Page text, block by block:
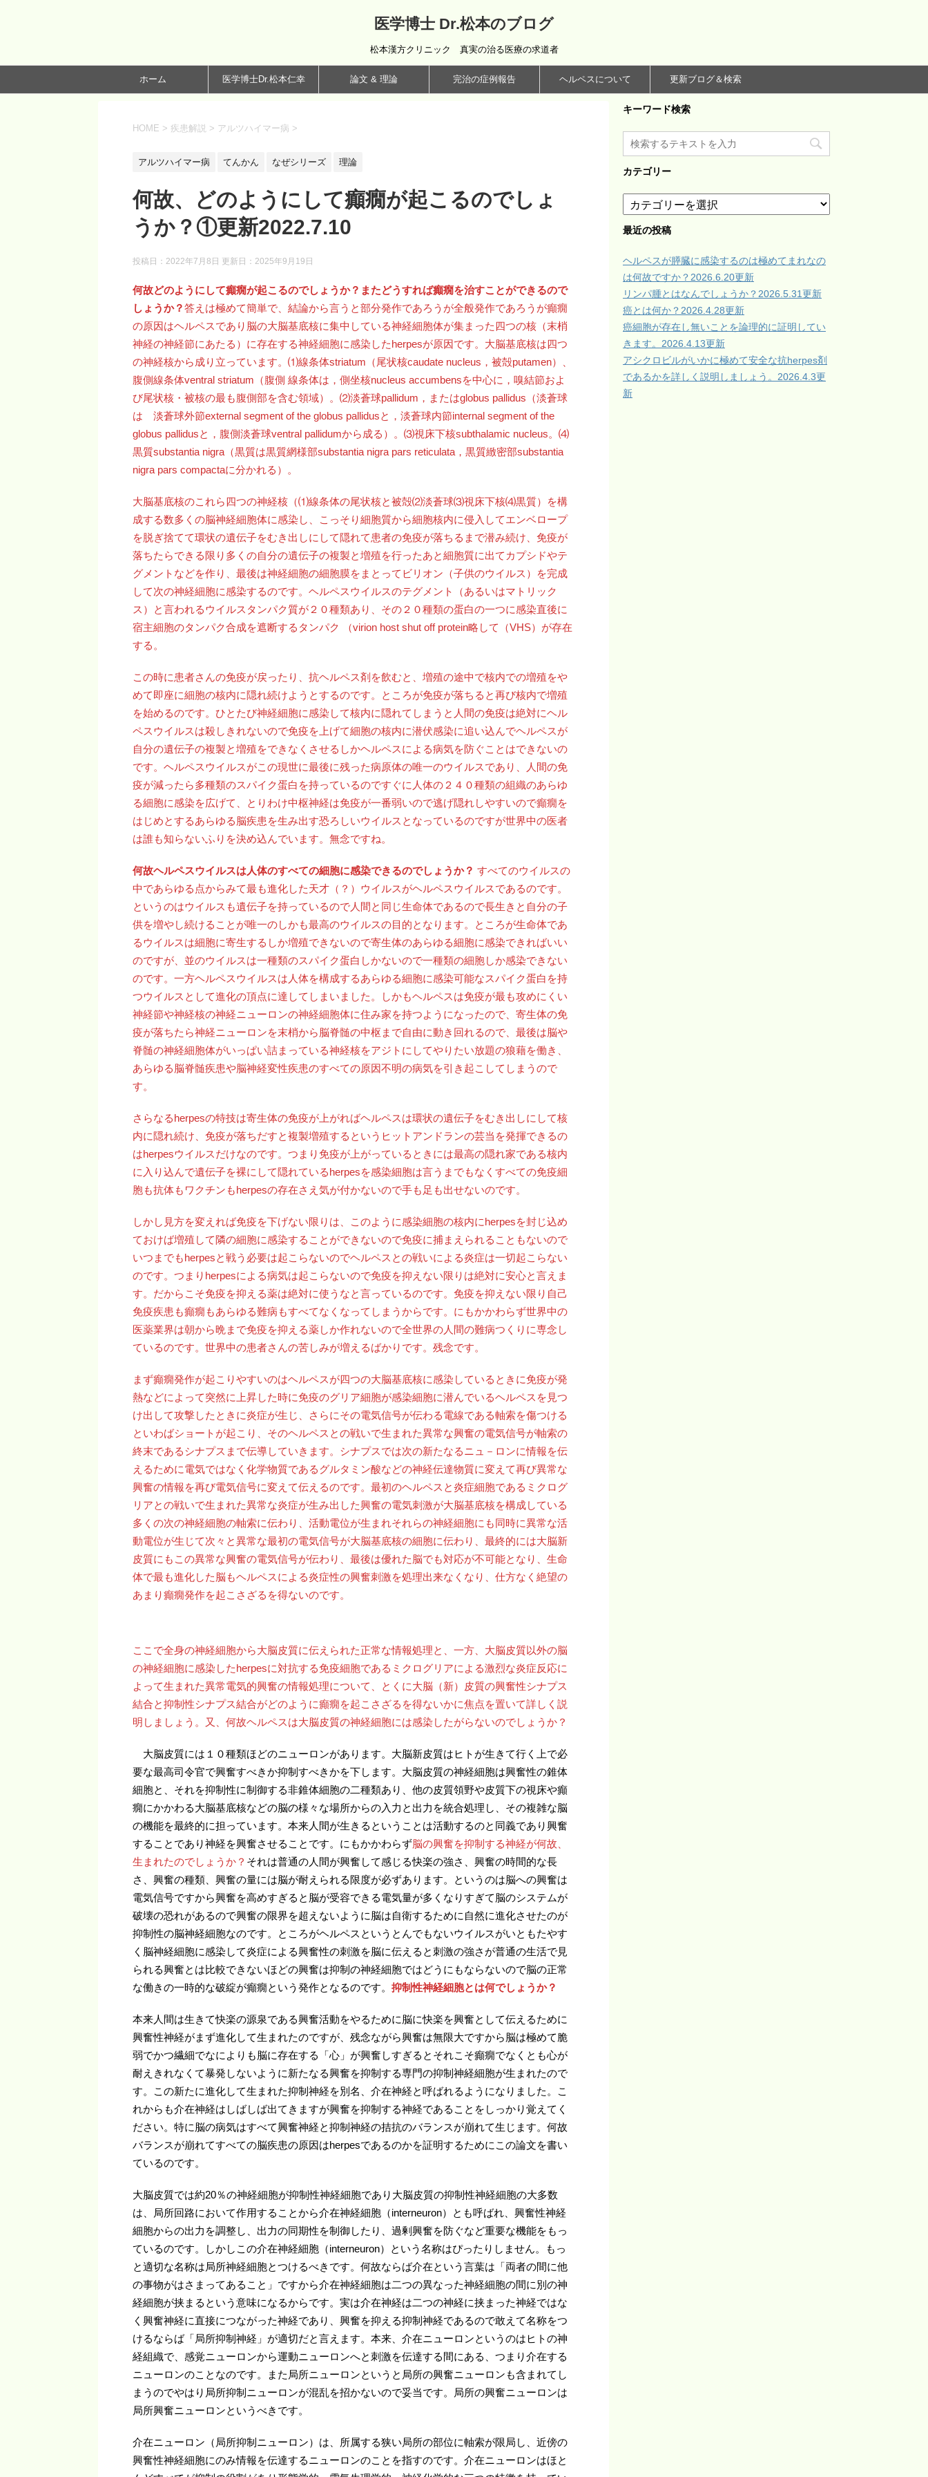
医学博士 Dr.松本のブログ
松本漢方クリニック 真実の治る医療の求道者
ホーム 医学博士Dr.松本仁幸 論文 & 理論 完治の症例報告 ヘルペスについて 更新ブログ＆検索
HOME > 疾患解説 > アルツハイマー病 >
アルツハイマー病 てんかん なぜシリーズ 理論
何故、どのようにして癲癇が起こるのでしょ
うか？①更新2022.7.10
投稿日：2022年7月8日 更新日： 2025年9月19日
何故どのようにして癲癇が起こるのでしょうか？またどうすれば癲癇を治すことができるので
しょうか？答えは極めて簡単で、結論から言うと部分発作であろうが全般発作であろうが癲癇
の原因はヘルペスであり脳の大脳基底核に集中している神経細胞体が集まった四つの核（末梢
神経の神経節にあたる）に存在する神経細胞に感染したherpesが原因です。大脳基底核は四つ
の神経核から成り立っています。⑴線条体striatum（尾状核caudate nucleus，被殻putamen）、
腹側線条体ventral striatum（腹側 線条体は，側坐核nucleus accumbensを中心に，嗅結節およ
び尾状核・被核の最も腹側部を含む領域）。⑵淡蒼球pallidum，またはglobus pallidus（淡蒼球
は 淡蒼球外節external segment of the globus pallidusと，淡蒼球内節internal segment of the
globus pallidusと，腹側淡蒼球ventral pallidumから成る）。⑶視床下核subthalamic nucleus。⑷
黒質substantia nigra（黒質は黒質網様部substantia nigra pars reticulata，黒質緻密部substantia
nigra pars compactaに分かれる）。
大脳基底核のこれら四つの神経核（⑴線条体の尾状核と被殻⑵淡蒼球⑶視床下核⑷黒質）を構
成する数多くの脳神経細胞体に感染し、こっそり細胞質から細胞核内に侵入してエンベロープ
を脱ぎ捨てて環状の遺伝子をむき出しにして隠れて患者の免疫が落ちるまで潜み続け、免疫が
落ちたらできる限り多くの自分の遺伝子の複製と増殖を行ったあと細胞質に出てカプシドやテ
グメントなどを作り、最後は神経細胞の細胞膜をまとってビリオン（子供のウイルス）を完成
して次の神経細胞に感染するのです。ヘルペスウイルスのテグメント（あるいはマトリック
ス）と言われるウイルスタンパク質が２０種類あり、その２０種類の蛋白の一つに感染直後に
宿主細胞のタンパク合成を遮断するタンパク （virion host shut off protein略して（VHS）が存在
する。
この時に患者さんの免疫が戻ったり、抗ヘルペス剤を飲むと、増殖の途中で核内での増殖をや
めて即座に細胞の核内に隠れ続けようとするのです。ところが免疫が落ちると再び核内で増殖
を始めるのです。ひとたび神経細胞に感染して核内に隠れてしまうと人間の免疫は絶対にヘル
ペスウイルスは殺しきれないので免疫を上げて細胞の核内に潜伏感染に追い込んでヘルペスが
自分の遺伝子の複製と増殖をできなくさせるしかヘルペスによる病気を防ぐことはできないの
です。ヘルペスウイルスがこの現世に最後に残った病原体の唯一のウイルスであり、人間の免
疫が減ったら多種類のスパイク蛋白を持っているのですぐに人体の２４０種類の組織のあらゆ
る細胞に感染を広げて、とりわけ中枢神経は免疫が一番弱いので逃げ隠れしやすいので癲癇を
はじめとするあらゆる脳疾患を生み出す恐ろしいウイルスとなっているのですが世界中の医者
は誰も知らないふりを決め込んでいます。無念ですね。
何故ヘルペスウイルスは人体のすべての細胞に感染できるのでしょうか？ すべてのウイルスの
中であらゆる点からみて最も進化した天才（？）ウイルスがヘルペスウイルスであるのです。
というのはウイルスも遺伝子を持っているので人間と同じ生命体であるので長生きと自分の子
供を増やし続けることが唯一のしかも最高のウイルスの目的となります。ところが生命体であ
るウイルスは細胞に寄生するしか増殖できないので寄生体のあらゆる細胞に感染できればいい
のですが、並のウイルスは一種類のスパイク蛋白しかないので一種類の細胞しか感染できない
のです。一方ヘルペスウイルスは人体を構成するあらゆる細胞に感染可能なスパイク蛋白を持
つウイルスとして進化の頂点に達してしまいました。しかもヘルペスは免疫が最も攻めにくい
神経節や神経核の神経ニューロンの神経細胞体に住み家を持つようになったので、寄生体の免
疫が落ちたら神経ニューロンを末梢から脳脊髄の中枢まで自由に動き回れるので、最後は脳や
脊髄の神経細胞体がいっぱい詰まっている神経核をアジトにしてやりたい放題の狼藉を働き、
あらゆる脳脊髄疾患や脳神経変性疾患のすべての原因不明の病気を引き起こしてしまうので
す。
さらなるherpesの特技は寄生体の免疫が上がればヘルペスは環状の遺伝子をむき出しにして核
内に隠れ続け、免疫が落ちだすと複製増殖するというヒットアンドランの芸当を発揮できるの
はherpesウイルスだけなのです。つまり免疫が上がっているときには最高の隠れ家である核内
に入り込んで遺伝子を裸にして隠れているherpesを感染細胞は言うまでもなくすべての免疫細
胞も抗体もワクチンもherpesの存在さえ気が付かないので手も足も出せないのです。
しかし見方を変えれば免疫を下げない限りは、このように感染細胞の核内にherpesを封じ込め
ておけば増殖して隣の細胞に感染することができないので免疫に捕まえられることもないので
いつまでもherpesと戦う必要は起こらないのでヘルペスとの戦いによる炎症は一切起こらない
のです。つまりherpesによる病気は起こらないので免疫を抑えない限りは絶対に安心と言えま
す。だからこそ免疫を抑える薬は絶対に使うなと言っているのです。免疫を抑えない限り自己
免疫疾患も癲癇もあらゆる難病もすべてなくなってしまうからです。にもかかわらず世界中の
医薬業界は朝から晩まで免疫を抑える薬しか作れないので全世界の人間の難病つくりに専念し
ているのです。世界中の患者さんの苦しみが増えるばかりです。残念です。
まず癲癇発作が起こりやすいのはヘルペスが四つの大脳基底核に感染しているときに免疫が発
熱などによって突然に上昇した時に免疫のグリア細胞が感染細胞に潜んでいるヘルペスを見つ
け出して攻撃したときに炎症が生じ、さらにその電気信号が伝わる電線である軸索を傷つける
といわばショートが起こり、そのヘルペスとの戦いで生まれた異常な興奮の電気信号が軸索の
終末であるシナプスまで伝導していきます。シナプスでは次の新たなるニュ－ロンに情報を伝
えるために電気ではなく化学物質であるグルタミン酸などの神経伝達物質に変えて再び異常な
興奮の情報を再び電気信号に変えて伝えるのです。最初のヘルペスと炎症細胞であるミクログ
リアとの戦いで生まれた異常な炎症が生み出した興奮の電気刺激が大脳基底核を構成している
多くの次の神経細胞の軸索に伝わり、活動電位が生まれそれらの神経細胞にも同時に異常な活
動電位が生じて次々と異常な最初の電気信号が大脳基底核の細胞に伝わり、最終的には大脳新
皮質にもこの異常な興奮の電気信号が伝わり、最後は優れた脳でも対応が不可能となり、生命
体で最も進化した脳もヘルペスによる炎症性の興奮刺激を処理出来なくなり、仕方なく絶望の
あまり癲癇発作を起こさざるを得ないのです。
ここで全身の神経細胞から大脳皮質に伝えられた正常な情報処理と、一方、大脳皮質以外の脳
の神経細胞に感染したherpesに対抗する免疫細胞であるミクログリアによる激烈な炎症反応に
よって生まれた異常電気的興奮の情報処理について、とくに大脳（新）皮質の興奮性シナプス
結合と抑制性シナプス結合がどのように癲癇を起こさざるを得ないかに焦点を置いて詳しく説
明しましょう。又、何故ヘルペスは大脳皮質の神経細胞には感染したがらないのでしょうか？
大脳皮質には１０種類ほどのニューロンがあります。大脳新皮質はヒトが生きて行く上で必
要な最高司令官で興奮すべきか抑制すべきかを下します。大脳皮質の神経細胞は興奮性の錐体
細胞と、それを抑制性に制御する非錐体細胞の二種類あり、他の皮質領野や皮質下の視床や癲
癇にかかわる大脳基底核などの脳の様々な場所からの入力と出力を統合処理し、その複雑な脳
の機能を最終的に担っています。本来人間が生きるということは活動するのと同義であり興奮
することであり神経を興奮させることです。にもかかわらず脳の興奮を抑制する神経が何故、
生まれたのでしょうか？ それは普通の人間が興奮して感じる快楽の強さ、興奮の時間的な長
さ、興奮の種類、興奮の量には脳が耐えられる限度が必ずあります。というのは脳への興奮は
電気信号ですから興奮を高めすぎると脳が受容できる電気量が多くなりすぎて脳のシステムが
破壊の恐れがあるので興奮の限界を超えないように脳は自衛するために自然に進化させたのが
抑制性の脳神経細胞なのです。ところがヘルペスというとんでもないウイルスがいともたやす
く脳神経細胞に感染して炎症による興奮性の刺激を脳に伝えると刺激の強さが普通の生活で見
られる興奮とは比較できないほどの興奮は抑制の神経細胞ではどうにもならないので脳の正常
な働きの一時的な破綻が癲癇という発作となるのです。 抑制性神経細胞とは何でしょうか？
本来人間は生きて快楽の源泉である興奮活動をやるために脳に快楽を興奮として伝えるために
興奮性神経がまず進化して生まれたのですが、残念ながら興奮は無限大ですから脳は極めて脆
弱でかつ繊細でなによりも脳に存在する「心」が興奮しすぎるとそれこそ癲癇でなくとも心が
耐えきれなくて暴発しないように新たなる興奮を抑制する専門の抑制神経細胞が生まれたので
す。この新たに進化して生まれた抑制神経を別名、介在神経と呼ばれるようになりました。こ
れからも介在神経はしばしば出てきますが興奮を抑制する神経であることをしっかり覚えてく
ださい。特に脳の病気はすべて興奮神経と抑制神経の拮抗のバランスが崩れて生じます。何故
バランスが崩れてすべての脳疾患の原因はherpesであるのかを証明するためにこの論文を書い
ているのです。
大脳皮質では約20％の神経細胞が抑制性神経細胞であり大脳皮質の抑制性神経細胞の大多数
は、局所回路において作用することから介在神経細胞（interneuron）とも呼ばれ、興奮性神経
細胞からの出力を調整し、出力の同期性を制御したり、過剰興奮を防ぐなど重要な機能をもっ
ているのです。しかしこの介在神経細胞（interneuron）という名称はぴったりしません。もっ
と適切な名称は局所神経細胞とつけるべきです。何故ならば介在という言葉は「両者の間に他
の事物がはさまってあること」ですから介在神経細胞は二つの異なった神経細胞の間に別の神
経細胞が挟まるという意味になるからです。実は介在神経は二つの神経に挟まった神経ではな
く興奮神経に直接につながった神経であり、興奮を抑える抑制神経であるので敢えて名称をつ
けるならば「局所抑制神経」が適切だと言えます。本来、介在ニューロンというのはヒトの神
経組織で、感覚ニューロンから運動ニューロンへと刺激を伝達する間にある、つまり介在する
ニューロンのことなのです。また局所ニューロンというと局所の興奮ニューロンも含まれてし
まうのでやはり局所抑制ニューロンが混乱を招かないので妥当です。局所の興奮ニューロンは
局所興奮ニューロンというべきです。
介在ニューロン（局所抑制ニューロン）は、所属する狭い局所の部位に軸索が限局し、近傍の
興奮性神経細胞にのみ情報を伝達するニューロンのことを指すのです。介在ニューロンはほと
キーワード検索
カテゴリー
テ
ゴ
ー
最近の投稿
ヘルペスが膵臓に感染するのは極めてまれなの
は何故ですか？2026.6.20更新
リンパ腫とはなんでしょうか？2026.5.31更新
癌とは何か？2026.4.28更新
癌細胞が存在し無いことを論理的に証明してい
きます。2026.4.13更新
アシクロビルがいかに極めて安全な抗herpes剤
であるかを詳しく説明しましょう。2026.4.3更
新